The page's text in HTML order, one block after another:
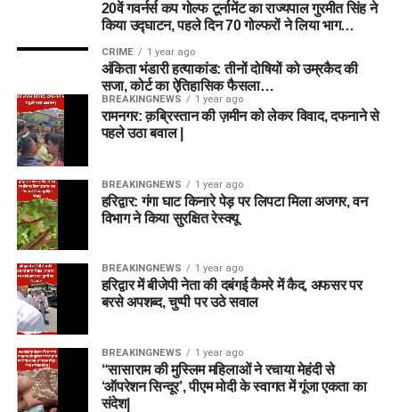
20वें गवर्नर्स कप गोल्फ टूर्नामेंट का राज्यपाल गुरमीत सिंह ने
किया उद्घाटन, पहले दिन 70 गोल्फरों ने लिया भाग…
CRIME 1 year ago
अंकिता भंडारी हत्याकांड: तीनों दोषियों को उम्रकैद की
सजा, कोर्ट का ऐतिहासिक फैसला…
BREAKINGNEWS 1 year ago
रामनगर: क़ब्रिस्तान की ज़मीन को लेकर विवाद, दफनाने से
पहले उठा बवाल |
BREAKINGNEWS 1 year ago
हरिद्वार: गंगा घाट किनारे पेड़ पर लिपटा मिला अजगर, वन
विभाग ने किया सुरक्षित रेस्क्यू
BREAKINGNEWS 1 year ago
हरिद्वार में बीजेपी नेता की दबंगई कैमरे में कैद, अफसर पर
बरसे अपशब्द, चुप्पी पर उठे सवाल
BREAKINGNEWS 1 year ago
“सासाराम की मुस्लिम महिलाओं ने रचाया मेहंदी से
‘ऑपरेशन सिन्दूर’, पीएम मोदी के स्वागत में गूंजा एकता का
संदेश|